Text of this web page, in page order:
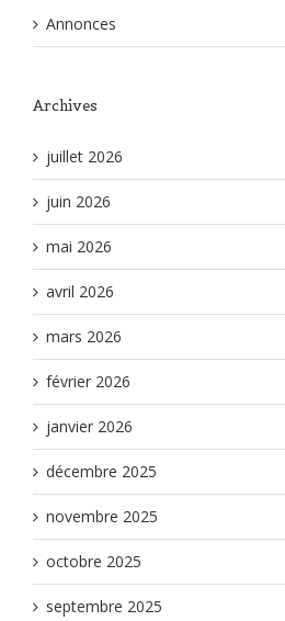
Annonces
Archives
juillet 2026
juin 2026
mai 2026
avril 2026
mars 2026
février 2026
janvier 2026
décembre 2025
novembre 2025
octobre 2025
septembre 2025